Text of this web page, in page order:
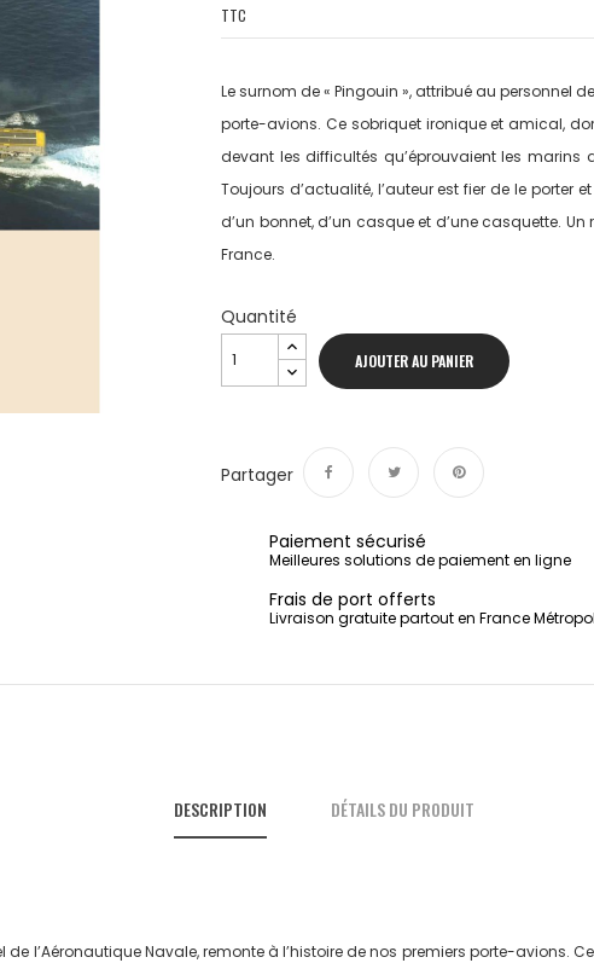
TTC
Le surnom de « Pingouin », attribué au personnel
porte-avions. Ce sobriquet ironique et amical,
devant les difficultés qu’éprouvaient les marins
Toujours d’actualité, l’auteur est fier de le porter
d’un bonnet, d’un casque et d’une casquette.
France.
Quantité
AJOUTER AU PANIER
Partager
Paiement sécurisé
Meilleures solutions de paiement en ligne
Frais de port offerts
Livraison gratuite partout en France
DESCRIPTION DÉTAILS DU PRODUIT
de l’Aéronautique Navale, remonte à l’histoire de nos premiers porte-avions.